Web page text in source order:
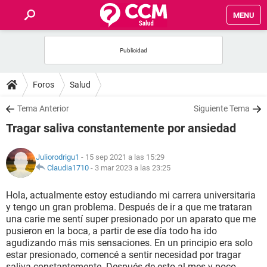
MENU
FOROS
SALUD
FAMILIA
NUTRICIÓN
BIENESTAR
SEXUALIDAD
GLOSARIO
Foros Salud
Tema Anterior Siguiente Tema
Tragar saliva constantemente por ansiedad
Juliorodrigu1 - 15 sep 2021 a las 15:29
Claudia1710 - 3 mar 2023 a las 23:25
Hola, actualmente estoy estudiando mi carrera universitaria
y tengo un gran problema. Después de ir a que me trataran
una carie me sentí super presionado por un aparato que me
pusieron en la boca, a partir de ese día todo ha ido
agudizando más mis sensaciones. En un principio era solo
estar presionado, comencé a sentir necesidad por tragar